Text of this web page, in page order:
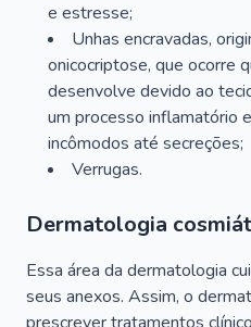
e estresse;
Unhas encravadas,
onicocriptose, que ocorre
desenvolve devido ao
um processo inflamatório
incômodos até secreções;
Verrugas.
Dermatologia
Essa área da dermatologia
seus anexos. Assim, o